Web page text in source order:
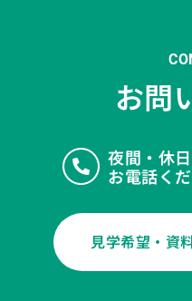
お問
夜間・休
お電話くだ
見学希望・資